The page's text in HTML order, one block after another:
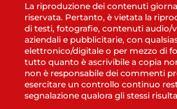
La riproduzione dei contenuti
riservata. Pertanto, è vietata la
di testi, fotografie, contenuti audio/
aziendali e pubblicitarie, con
elettronico/digitale o per mezzo di
tutto quanto è ascrivibile a copia
non è responsabile dei commenti
esercitare un controllo continuo
segnalazione qualora gli stessi